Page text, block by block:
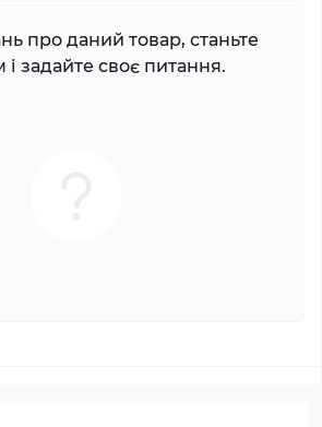
про даний товар, станьте
задайте своє питання.